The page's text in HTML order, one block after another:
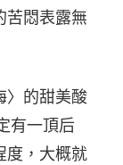
苦悶表露無
〉的甜美酸
有一頂后
度，大概就